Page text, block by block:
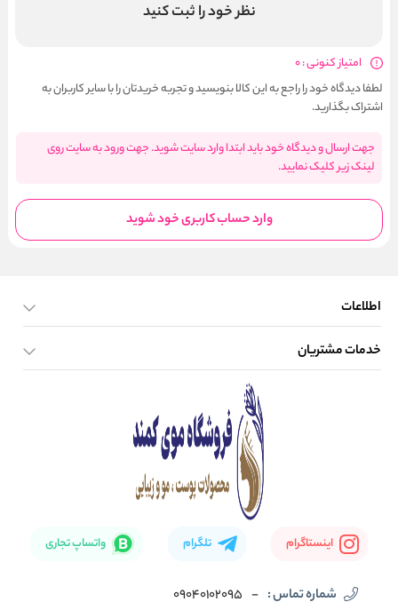
نظر خود را ثبت کنید
امتیاز کنونی : 0
لطفا دیدگاه خود را راجع به این کالا بنویسید و تجربه خریدتان را با سایر کاربران به
اشتراک بگذارید.
جهت ارسال و دیدگاه خود باید ابتدا وارد سایت شوید. جهت ورود به سایت روی
لینک زیر کلیک نمایید.
وارد حساب کاربری خود شوید
اطلاعات
صفحه اصلی
خدمات مشتریان
اینستاگرام تلگرام واتساپ تجاری
شماره تماس : -
09040102095